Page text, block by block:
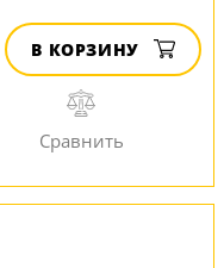
В КОРЗИНУ